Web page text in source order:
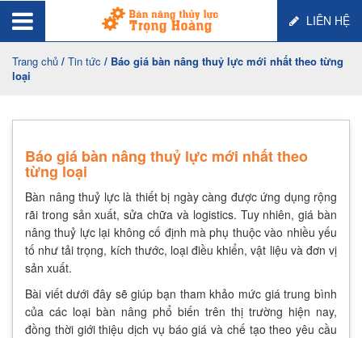
LIÊN HỆ
Trang chủ / Tin tức / Báo giá bàn nâng thuỷ lực mới nhất theo từng
loại
Báo giá bàn nâng thuỷ lực mới nhất theo
từng loại
Bàn nâng thuỷ lực là thiết bị ngày càng được ứng dụng rộng
rãi trong sản xuất, sửa chữa và logistics. Tuy nhiên, giá bàn
nâng thuỷ lực lại không cố định mà phụ thuộc vào nhiều yếu
tố như tải trọng, kích thước, loại điều khiển, vật liệu và đơn vị
sản xuất.
Bài viết dưới đây sẽ giúp bạn tham khảo mức giá trung bình
của các loại bàn nâng phổ biến trên thị trường hiện nay,
đồng thời giới thiệu dịch vụ báo giá và chế tạo theo yêu cầu